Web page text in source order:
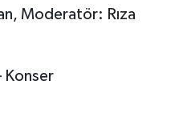
Moderatör: Rıza
Konser